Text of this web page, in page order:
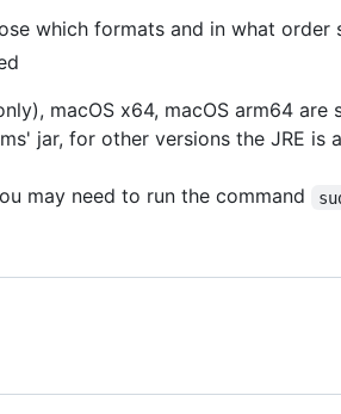
which formats and in what order
macOS x64, macOS arm64 are
jar, for other versions the JRE is
may need to run the command